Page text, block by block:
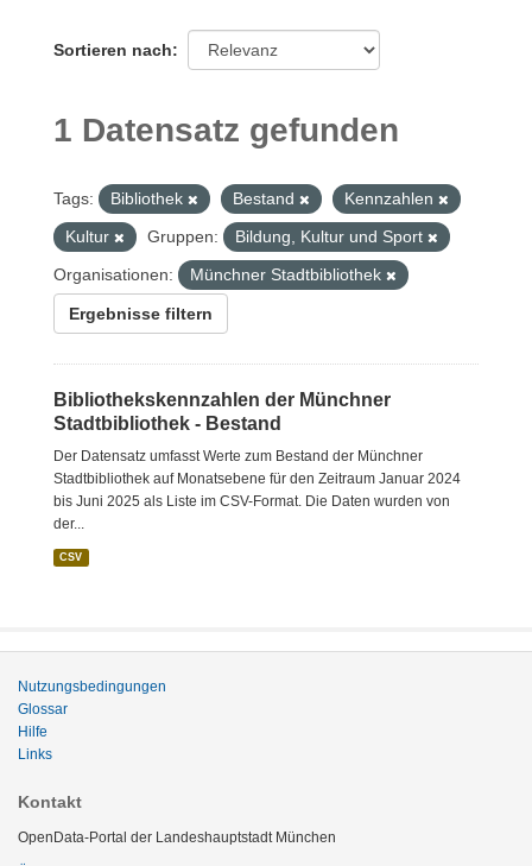
Sortieren nach
1 Datensatz gefunden
Tags: Bibliothek Bestand
Kennzahlen
Kultur
Gruppen:
Bildung, Kultur und Sport
Organisationen:
Münchner Stadtbibliothek
Ergebnisse filtern
Bibliothekskennzahlen der Münchner
Stadtbibliothek - Bestand
Der Datensatz umfasst Werte zum Bestand der Münchner
Stadtbibliothek auf Monatsebene für den Zeitraum Januar 2024
bis Juni 2025 als Liste im CSV-Format. Die Daten wurden von
der...
CSV
Nutzungsbedingungen
Glossar
Hilfe
Links
Kontakt
OpenData-Portal der Landeshauptstadt München